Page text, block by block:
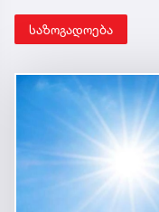
საზოგადოება